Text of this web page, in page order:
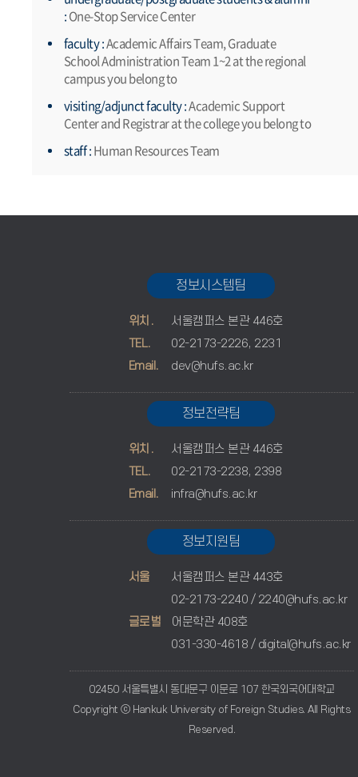
:One-Stop Service Center
faculty :Academic Affairs Team, Graduate
School Administration Team 1~2 at the regional
campus you belong to
visiting/adjunct faculty :Academic Support
Center and Registrar at the college you belong to
staff :Human Resources Team
정보시스템팀
위치.
서울캠퍼스 본관 446호
TEL.
02-2173-2226, 2231
Email.
dev@hufs.ac.kr
정보전략팀
위치.
서울캠퍼스 본관 446호
TEL.
02-2173-2238, 2398
Email.
infra@hufs.ac.kr
정보지원팀
서울
서울캠퍼스 본관 443호
02-2173-2240 / 2240@hufs.ac.kr
글로벌
어문학관 408호
031-330-4618 / digital@hufs.ac.kr
02450 서울특별시 동대문구 이문로 107 한국외국어대학교
Copyright ⓒ Hankuk University of Foreign Studies. All Rights
Reserved.